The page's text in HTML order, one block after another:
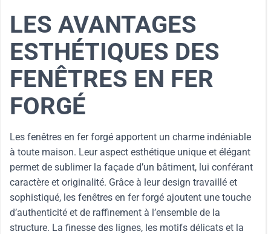
LES AVANTAGES
ESTHÉTIQUES DES
FENÊTRES EN FER
FORGÉ
Les fenêtres en fer forgé apportent un charme indéniable
à toute maison. Leur aspect esthétique unique et élégant
permet de sublimer la façade d’un bâtiment, lui conférant
caractère et originalité. Grâce à leur design travaillé et
sophistiqué, les fenêtres en fer forgé ajoutent une touche
d’authenticité et de raffinement à l’ensemble de la
structure. La finesse des lignes, les motifs délicats et la